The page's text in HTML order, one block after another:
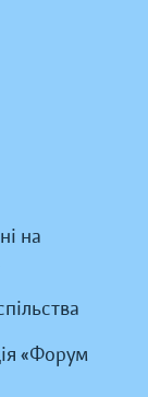
на
«Форум